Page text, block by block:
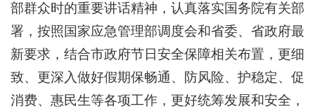
部群众时的重要讲话精神，认真落实国务院有关部
署，按照国家应急管理部调度会和省委、省政府最
新要求，结合市政府节日安全保障相关布置，更细
致、更深入做好假期保畅通、防风险、护稳定、促
消费、惠民生等各项工作，更好统筹发展和安全，